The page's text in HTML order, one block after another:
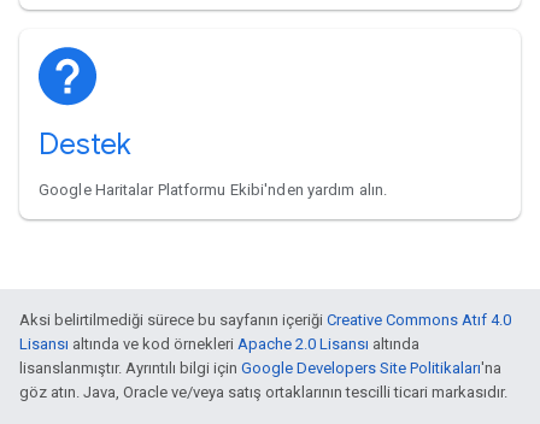
Destek
Google Haritalar Platformu Ekibi'nden yardım alın.
Aksi belirtilmediği sürece bu sayfanın içeriği Creative Commons Atıf 4.0
Lisansı altında ve kod örnekleri Apache 2.0 Lisansı altında
lisanslanmıştır. Ayrıntılı bilgi için Google Developers Site Politikaları'na
göz atın. Java, Oracle ve/veya satış ortaklarının tescilli ticari markasıdır.